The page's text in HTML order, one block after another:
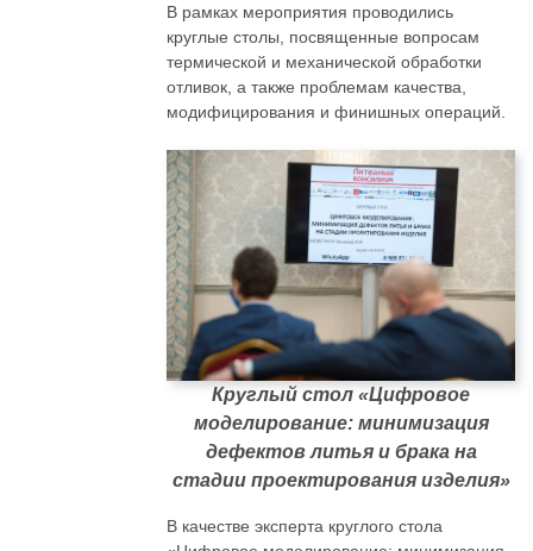
В рамках мероприятия проводились
круглые столы, посвященные вопросам
термической и механической обработки
отливок, а также проблемам качества,
модифицирования и финишных операций.
Круглый стол «Цифровое
моделирование: минимизация
дефектов литья и брака на
стадии проектирования изделия»
В качестве эксперта круглого стола